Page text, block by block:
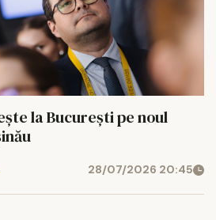
la București pe noul
28/07/2026 20:45